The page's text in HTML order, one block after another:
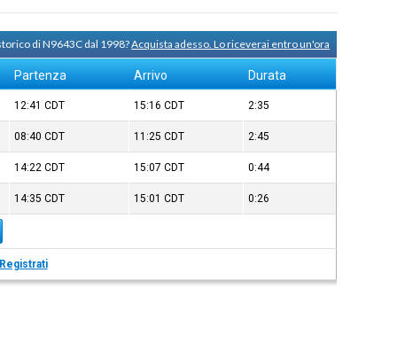
di N9643C dal 1998?Acquista adesso. Lo riceverai entro un'ora
Partenza Arrivo Durata
12:41CDT 15:16CDT 2:35
08:40CDT 11:25CDT 2:45
14:22CDT 15:07CDT 0:44
14:35CDT 15:01CDT 0:26